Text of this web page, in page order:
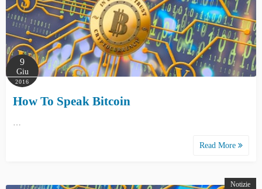
9
Giu
2016
How To Speak Bitcoin
…
Read More
Notizie